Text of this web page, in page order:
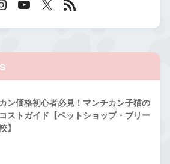
ン価格初心者必見！マンチカン子猫の
ストガイド【ペットショップ・ブリー
】